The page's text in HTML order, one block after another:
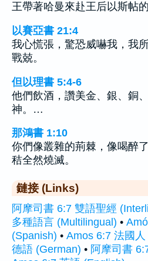
王帶著哈曼來赴王后以斯帖
以賽亞書 21:4
我心慌張，驚恐威嚇我，我
戰兢。
但以理書 5:4-6
他們飲酒，讚美金、銀、銅
神。…
那鴻書 1:10
你們像叢雜的荊棘，像喝醉
秸全然燒滅。
鏈接 (Links)
阿摩司書 6:7 雙語聖經
多種語言 (Multilingual) •
(Spanish) • Amos 6:7 法國
德語 (German) • 阿摩司書